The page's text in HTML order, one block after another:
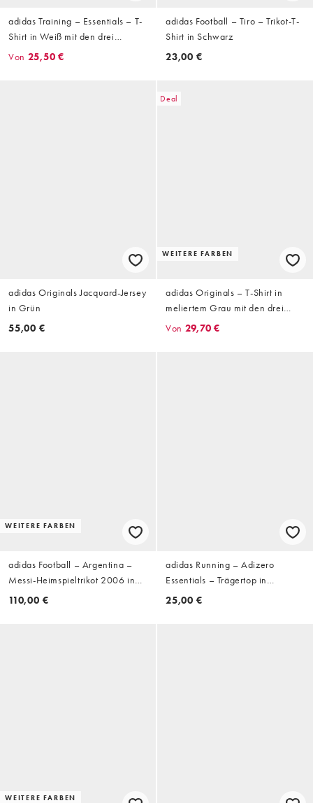
adidas Training – Essentials – T-
Shirt in Weiß mit den drei
Streifen
Von 25,50 €
adidas Football – Tiro – Trikot-T-
Shirt in Schwarz
23,00 €
adidas Originals Jacquard-Jersey
in Grün
55,00 €
Deal
WEITERE FARBEN
adidas Originals – T-Shirt in
meliertem Grau mit den drei
Streifen
Von 29,70 €
WEITERE FARBEN
adidas Football – Argentina –
Messi-Heimspieltrikot 2006 in
Blau
110,00 €
adidas Running – Adizero
Essentials – Trägertop in
Schwarz
25,00 €
WEITERE FARBEN